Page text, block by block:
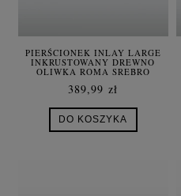
PIERŚCIONEK INLAY LARGE
INKRUSTOWANY DREWNO
OLIWKA ROMA SREBRO
389,99 zł
DO KOSZYKA